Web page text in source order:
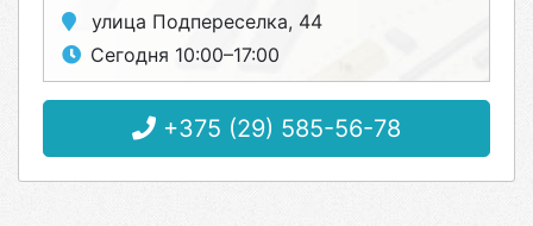
улица Подпереселка, 44
Сегодня 10:00–17:00
+375 (29) 585-56-78